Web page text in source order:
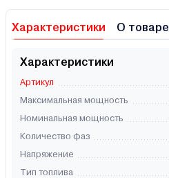
Характеристики О товаре
Характеристики
Артикул
Максимальная мощность
Номинальная мощность
Количество фаз
Напряжение
Тип топлива